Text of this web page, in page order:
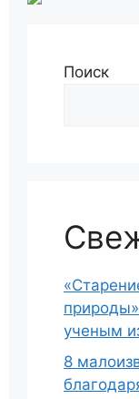
Поиск
ученым
8